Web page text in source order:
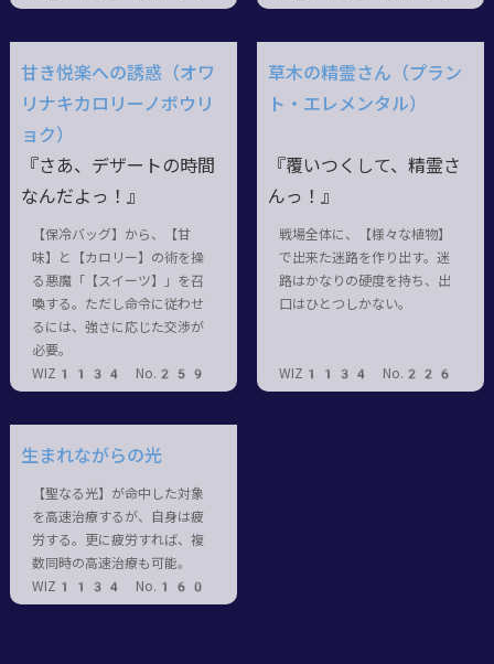
甘き悦楽への誘惑（オワ
リナキカロリーノボウリ
ョク）
『さあ、デザートの時間
なんだよっ！』
【保冷バッグ】から、【甘
味】と【カロリー】の術を操
る悪魔「【スイーツ】」を召
喚する。ただし命令に従わせ
るには、強さに応じた交渉が
必要。
WIZ1134 No.259
草木の精霊さん（プラン
ト・エレメンタル）
『覆いつくして、精霊さ
んっ！』
戦場全体に、【様々な植物】
で出来た迷路を作り出す。迷
路はかなりの硬度を持ち、出
口はひとつしかない。
WIZ1134 No.226
生まれながらの光
【聖なる光】が命中した対象
を高速治療するが、自身は疲
労する。更に疲労すれば、複
数同時の高速治療も可能。
WIZ1134 No.160